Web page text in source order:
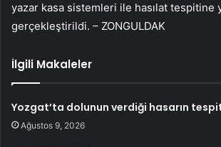
yazar kasa sistemleri ile hasılat
gerçekleştirildi. – ZONGULDAK
İlgili Makaleler
Yozgat’ta dolunun verdiği hasarın
Ağustos 9, 2026